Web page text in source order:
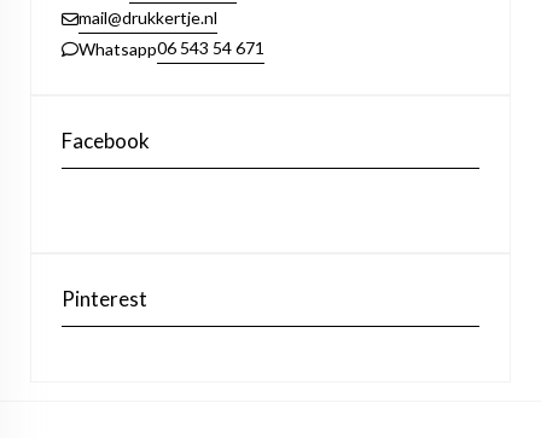
mail@drukkertje.nl
Whatsapp06 543 54 671
Facebook
Pinterest